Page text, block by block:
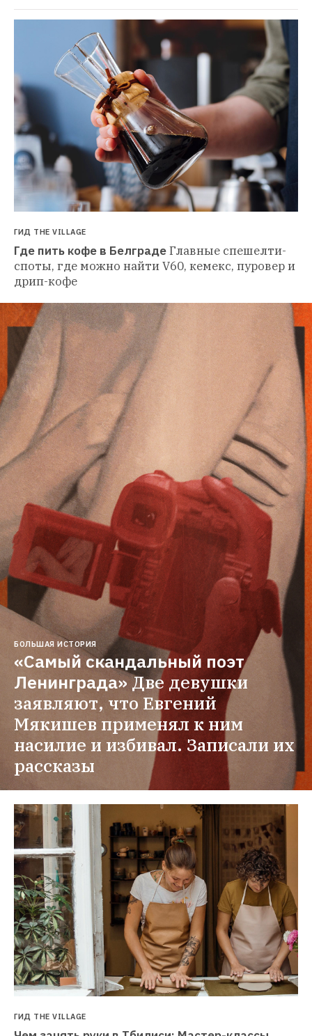
ГИД THE VILLAGE
Где пить кофе в БелградеГлавные спешелти-
споты, где можно найти V60, кемекс, пуровер и
дрип-кофе
БОЛЬШАЯ ИСТОРИЯ
«Самый скандальный поэт
Ленинграда»Две девушки
заявляют, что Евгений
Мякишев применял к ним
насилие и избивал. Записали их
рассказы
ГИД THE VILLAGE